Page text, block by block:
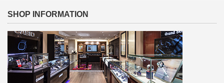
SHOP INFORMATION